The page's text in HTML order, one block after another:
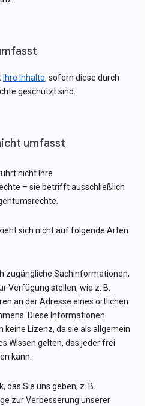
Ihre Inhalte, sofern diese durch
geschützt sind.
umfasst
nicht Ihre
– sie betrifft ausschließlich
sich nicht auf folgende Arten
zugängliche Sachinformationen,
Verfügung stellen, wie z. B.
an der Adresse eines örtlichen
Diese Informationen
keine Lizenz, da sie als allgemein
Wissen gelten, das jeder frei
kann.
das Sie uns geben, z. B.
zur Verbesserung unserer